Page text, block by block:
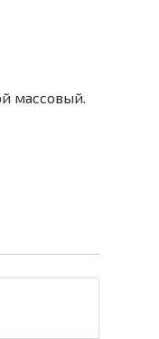
массовый.